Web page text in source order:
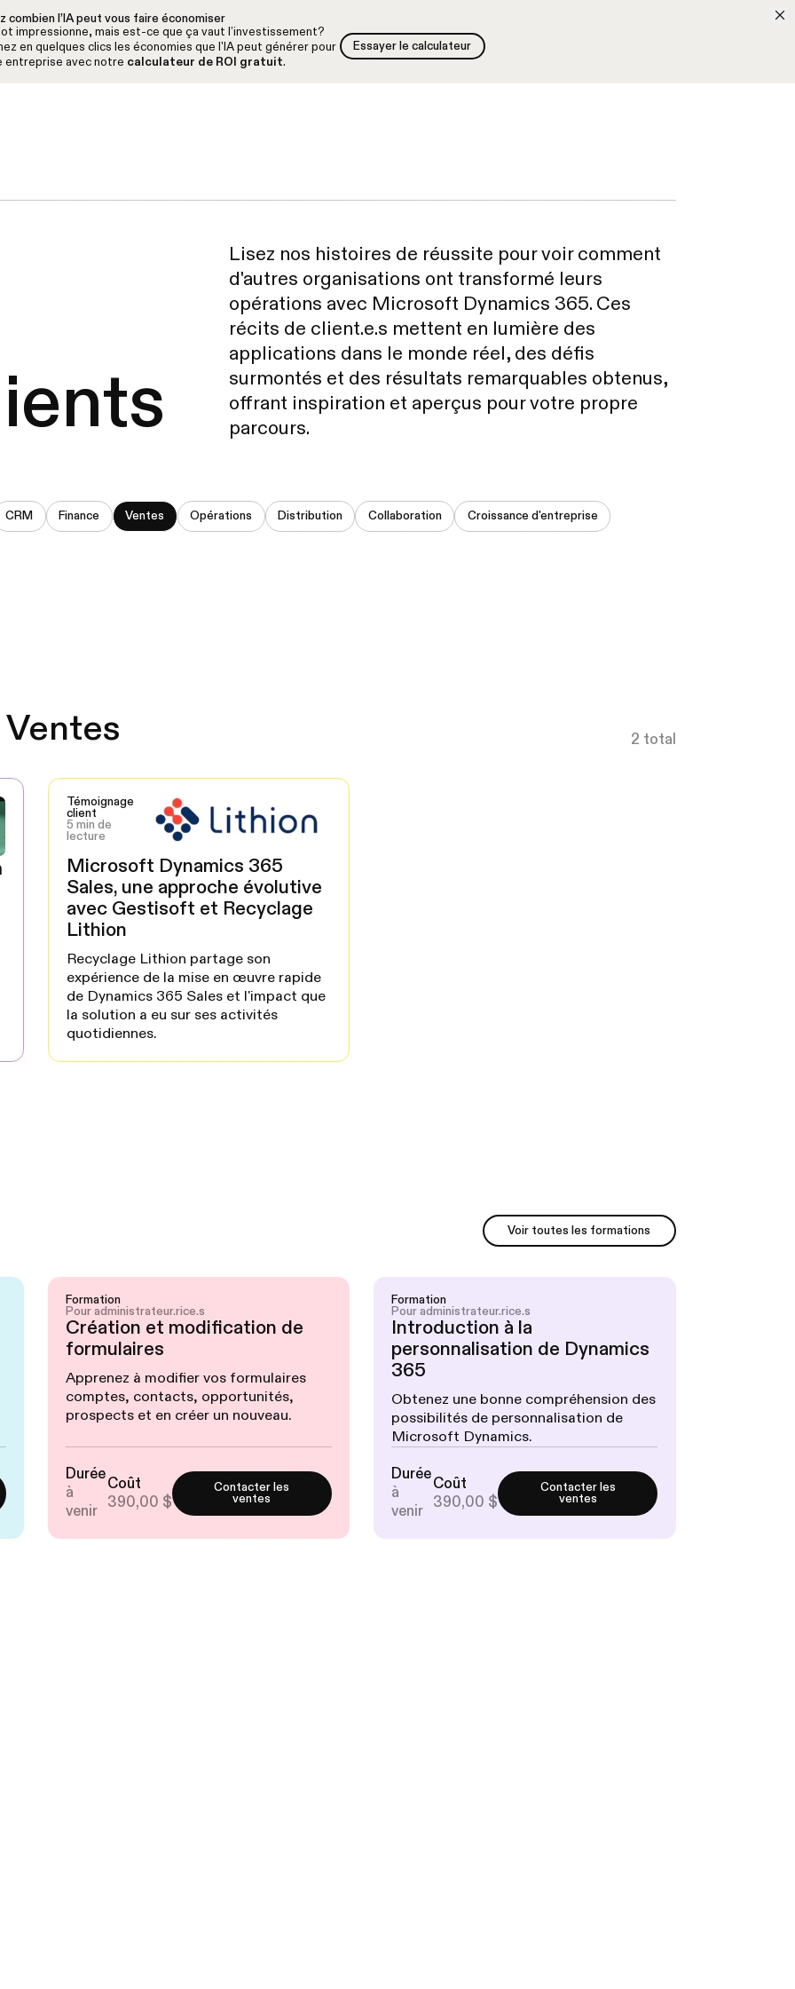
combien l’IA peut vous faire économiser
impressionne, mais est-ce que ça vaut l’investissement?
en quelques clics les économies que l'IA peut générer pour
entreprise avec notre calculateur de ROI gratuit.
Essayer le calculateur
Essayer le calculateur
Lisez nos histoires de réussite pour voir comment
d'autres organisations ont transformé leurs
opérations avec Microsoft Dynamics 365. Ces
récits de client.e.s mettent en lumière des
applications dans le monde réel, des défis
surmontés et des résultats remarquables obtenus,
offrant inspiration et aperçus pour votre propre
parcours.
CRM Finance Ventes Opérations Distribution Collaboration Croissance d'entreprise
2 total
Témoignage
client
5 min de
lecture
Microsoft Dynamics 365
Sales, une approche évolutive
avec Gestisoft et Recyclage
Lithion
Recyclage Lithion partage son
expérience de la mise en œuvre rapide
de Dynamics 365 Sales et l'impact que
la solution a eu sur ses activités
quotidiennes.
Voir toutes les formations
Formation
Pour administrateur.rice.s
Création et modification de
formulaires
Apprenez à modifier vos formulaires
comptes, contacts, opportunités,
prospects et en créer un nouveau.
Durée
à
venir
Coût
390,00 $
Contacter les
ventes
Formation
Pour administrateur.rice.s
Introduction à la
personnalisation de Dynamics
365
Obtenez une bonne compréhension des
possibilités de personnalisation de
Microsoft Dynamics.
Durée
à
venir
Coût
390,00 $
Contacter les
ventes